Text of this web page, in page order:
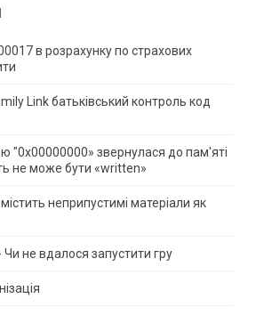
в розрахунку по страхових
Link батьківський контроль код
"0x00000000» звернулася до пам'яті
не може бути «written»
неприпустимі матеріали як
не вдалося запустити гру